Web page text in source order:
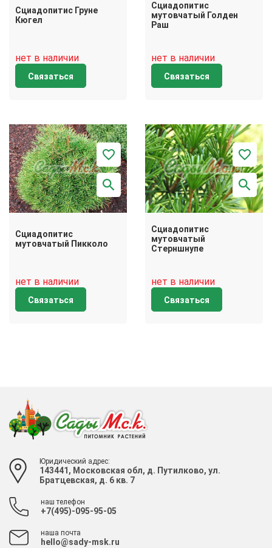
Сциадопитис Груне
Кюгел
нет в наличии
Связаться
Сциадопитис
мутовчатый Голден
Раш
нет в наличии
Связаться
Сциадопитис
мутовчатый Пикколо
нет в наличии
Связаться
Сциадопитис
мутовчатый
Стерншнупе
нет в наличии
Связаться
Юридический адрес:
143441, Московская обл, д. Путилково, ул.
Братцевская, д. 6 кв. 7
наш телефон
+7(495)-095-95-05
наша почта
hello@sady-msk.ru